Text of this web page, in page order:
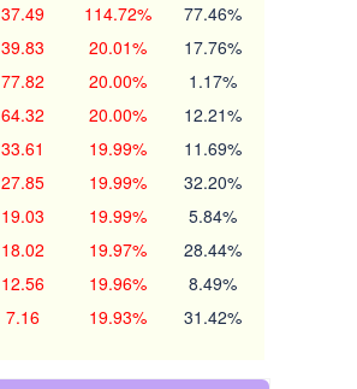
37.49 114.72% 77.46%
39.83 20.01% 17.76%
77.82 20.00% 1.17%
64.32 20.00% 12.21%
33.61 19.99% 11.69%
27.85 19.99% 32.20%
19.03 19.99% 5.84%
18.02 19.97% 28.44%
12.56 19.96% 8.49%
7.16 19.93% 31.42%